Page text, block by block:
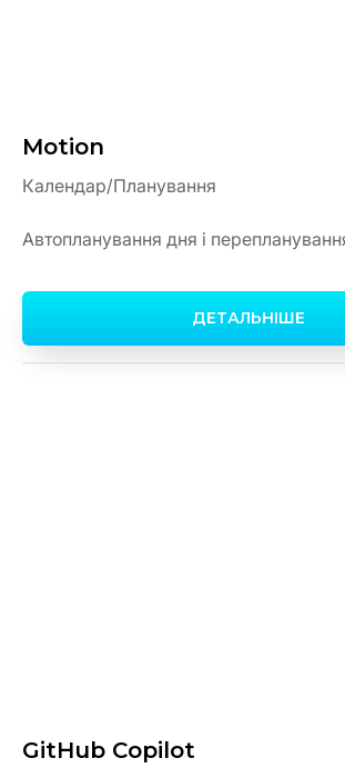
Motion
Календар/Планування
Автопланування дня і
ДЕТАЛЬНІШЕ
GitHub Copilot